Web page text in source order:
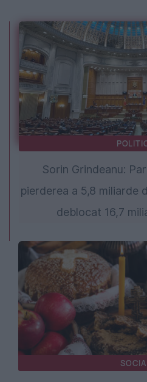
Sorin Grindeanu:
pierderea a 5,8 miliarde
deblocat 16,7